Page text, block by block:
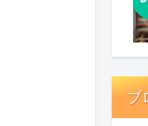
ブ